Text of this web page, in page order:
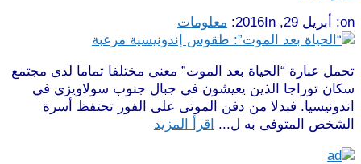
on: أبريل 29, 2016 In: معلومات
تحمل عبارة “الحياة بعد الموت” معنى مختلفا تماما لدى مجتمع
سكان توراجا الذين يعيشون في جبال جنوب سولاويزي في
اندونيسيا. فبدلا من دفن الموتى على الفور تحتفظ أسرة
الشخص المتوفى به ل...
اقرأ المزيد